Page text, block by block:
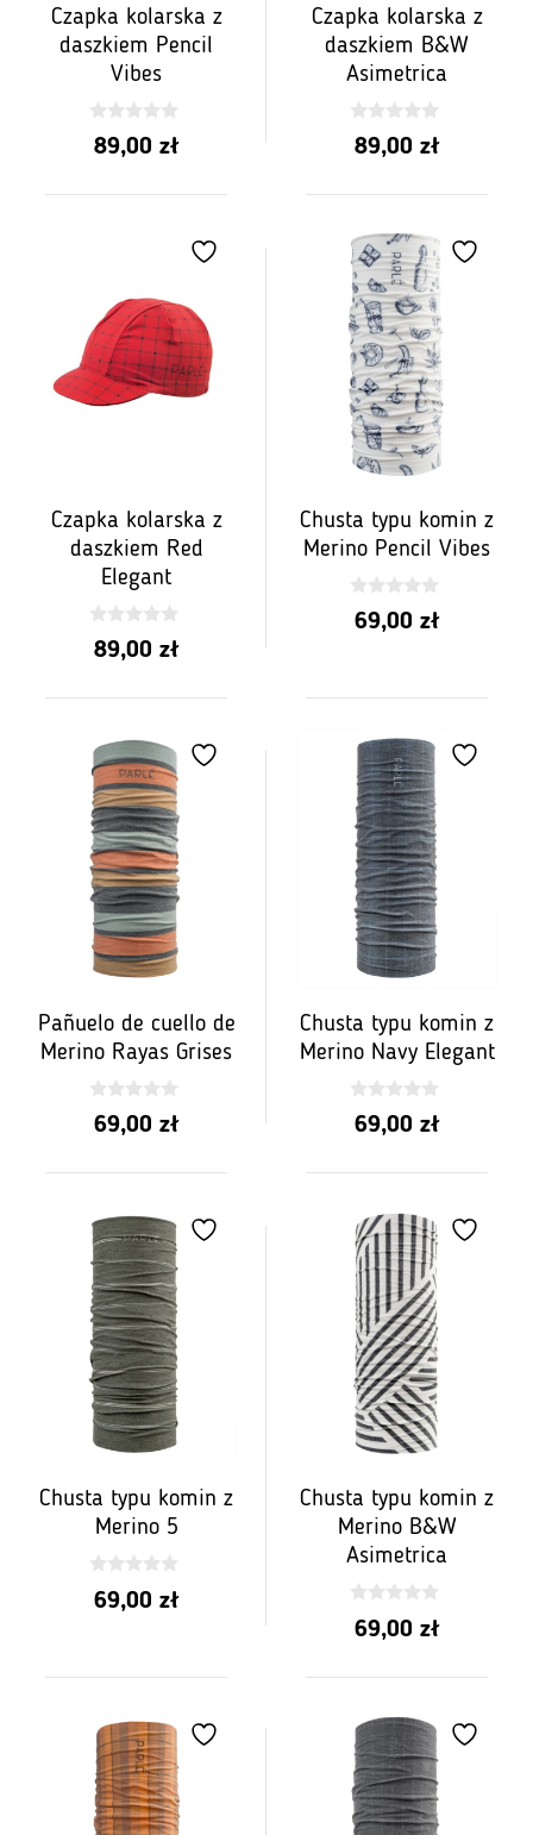
Czapka kolarska z
daszkiem Pencil
Vibes
0
z89,00 zł
Czapka kolarska z
daszkiem B&W
Asimetrica
0
z89,00 zł
Czapka kolarska z
daszkiem Red
Elegant
0
z89,00 zł
Chusta typu komin z
Merino Pencil Vibes
0
z69,00 zł
Pañuelo de cuello de
Merino Rayas Grises
0
z69,00 zł
Chusta typu komin z
Merino Navy Elegant
0
z69,00 zł
Chusta typu komin z
Merino 5
0
z69,00 zł
Chusta typu komin z
Merino B&W
Asimetrica
0
z69,00 zł